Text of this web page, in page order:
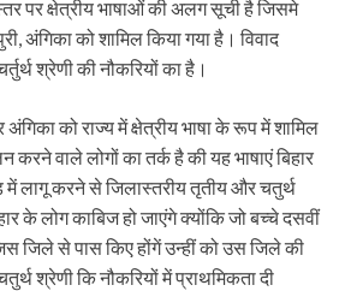
पर क्षेत्रीय भाषाओं की अलग सूची है जिसमे
अंगिका को शामिल किया गया है। विवाद
श्रेणी की नौकरियों का है।
को राज्य में क्षेत्रीय भाषा के रूप में शामिल
वाले लोगों का तर्क है की यह भाषाएं बिहार
लागू करने से जिलास्तरीय तृतीय और चतुर्थ
के लोग काबिज हो जाएंगे क्योंकि जो बच्चे दसवीं
जिले से पास किए होंगें उन्हीं को उस जिले की
श्रेणी कि नौकरियों में प्राथमिकता दी